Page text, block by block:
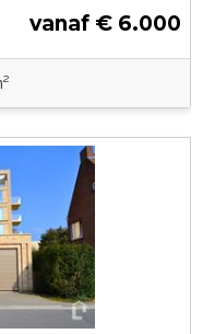
vanaf € 6.000